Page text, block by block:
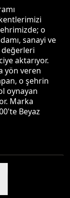
o
sanayi ve
değerleri
aktarıyor.
yön veren
o şehrin
oynayan
Marka
Beyaz